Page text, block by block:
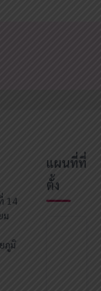
14
ม
ภูมิ
แผนที่ที่
ตั้ง